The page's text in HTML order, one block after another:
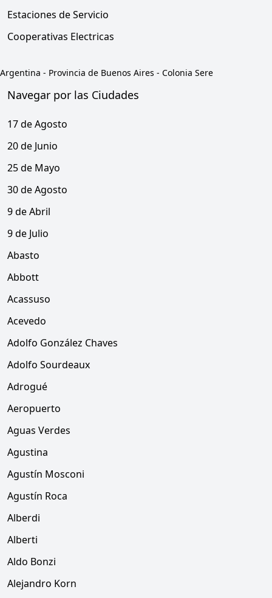
Estaciones de Servicio
Cooperativas Electricas
Argentina - Provincia de Buenos Aires - Colonia Sere
Navegar por las Ciudades
17 de Agosto
20 de Junio
25 de Mayo
30 de Agosto
9 de Abril
9 de Julio
Abasto
Abbott
Acassuso
Acevedo
Adolfo González Chaves
Adolfo Sourdeaux
Adrogué
Aeropuerto
Aguas Verdes
Agustina
Agustín Mosconi
Agustín Roca
Alberdi
Alberti
Aldo Bonzi
Alejandro Korn